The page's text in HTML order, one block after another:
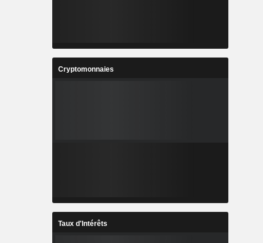
Cryptomonnaies
Taux d'Intérêts